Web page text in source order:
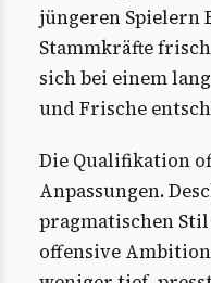
jüngeren Spielern
Stammkräfte
sich bei einem
und Frische
Die Qualifikation
Anpassungen.
pragmatischen
offensive